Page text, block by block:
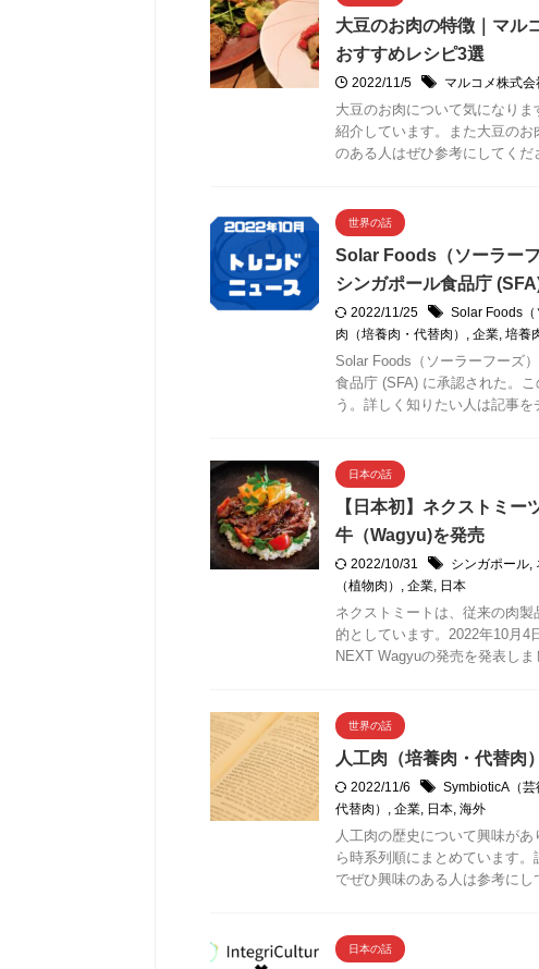
大豆のお肉の特徴｜マル
おすすめレシピ3選
2022/11/5 マルコメ株式会
大豆のお肉について気になり
紹介しています。また大豆の
のある人はぜひ参考にしてくだ
世界の話
Solar Foods（ソーラー
シンガポール食品庁
2022/11/25 Solar Foods（
肉（培養肉・代替肉） , 企業, 培養
Solar Foods（ソーラーフーズ
食品庁 (SFA) に承認された。
う。詳しく知りたい人は記事を
日本の話
【日本初】ネクストミ
牛（Wagyu)を発売
2022/10/31 シンガポール,
（植物肉） , 企業, 日本
ネクストミートは、従来の肉
的としています。2022年10月
NEXT Wagyuの発売を発表しま
世界の話
人工肉（培養肉・代替肉
2022/11/6 SymbioticA（芸
代替肉） , 企業, 日本, 海外
人工肉の歴史について興味が
ら時系列順にまとめています
でぜひ興味のある人は参考にし
日本の話